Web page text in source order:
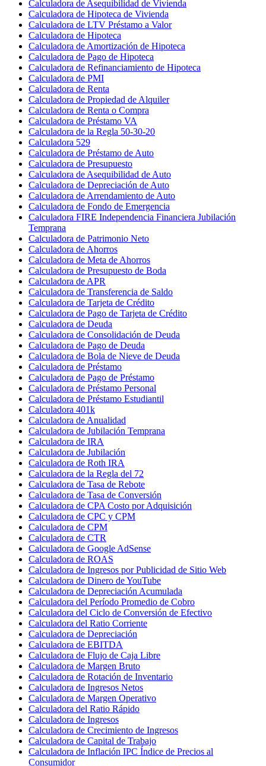
Calculadora de Asequibilidad de Vivienda
Calculadora de Hipoteca de Vivienda
Calculadora de LTV Préstamo a Valor
Calculadora de Hipoteca
Calculadora de Amortización de Hipoteca
Calculadora de Pago de Hipoteca
Calculadora de Refinanciamiento de Hipoteca
Calculadora de PMI
Calculadora de Renta
Calculadora de Propiedad de Alquiler
Calculadora de Renta o Compra
Calculadora de Préstamo VA
Calculadora de la Regla 50-30-20
Calculadora 529
Calculadora de Préstamo de Auto
Calculadora de Presupuesto
Calculadora de Asequibilidad de Auto
Calculadora de Depreciación de Auto
Calculadora de Arrendamiento de Auto
Calculadora de Fondo de Emergencia
Calculadora FIRE Independencia Financiera Jubilación
Temprana
Calculadora de Patrimonio Neto
Calculadora de Ahorros
Calculadora de Meta de Ahorros
Calculadora de Presupuesto de Boda
Calculadora de APR
Calculadora de Transferencia de Saldo
Calculadora de Tarjeta de Crédito
Calculadora de Pago de Tarjeta de Crédito
Calculadora de Deuda
Calculadora de Consolidación de Deuda
Calculadora de Pago de Deuda
Calculadora de Bola de Nieve de Deuda
Calculadora de Préstamo
Calculadora de Pago de Préstamo
Calculadora de Préstamo Personal
Calculadora de Préstamo Estudiantil
Calculadora 401k
Calculadora de Anualidad
Calculadora de Jubilación Temprana
Calculadora de IRA
Calculadora de Jubilación
Calculadora de Roth IRA
Calculadora de la Regla del 72
Calculadora de Tasa de Rebote
Calculadora de Tasa de Conversión
Calculadora de CPA Costo por Adquisición
Calculadora de CPC y CPM
Calculadora de CPM
Calculadora de CTR
Calculadora de Google AdSense
Calculadora de ROAS
Calculadora de Ingresos por Publicidad de Sitio Web
Calculadora de Dinero de YouTube
Calculadora de Depreciación Acumulada
Calculadora del Período Promedio de Cobro
Calculadora del Ciclo de Conversión de Efectivo
Calculadora del Ratio Corriente
Calculadora de Depreciación
Calculadora de EBITDA
Calculadora de Flujo de Caja Libre
Calculadora de Margen Bruto
Calculadora de Rotación de Inventario
Calculadora de Ingresos Netos
Calculadora de Margen Operativo
Calculadora del Ratio Rápido
Calculadora de Ingresos
Calculadora de Crecimiento de Ingresos
Calculadora de Capital de Trabajo
Calculadora de Inflación IPC Índice de Precios al
Consumidor